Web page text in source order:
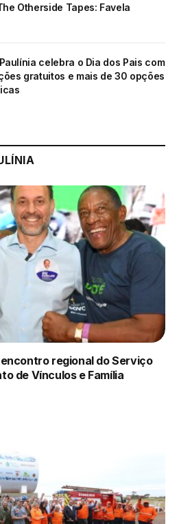
Otherside Tapes: Favela
celebra o Dia dos Pais com
gratuitos e mais de 30 opções
regional do Serviço
de Vínculos e Família